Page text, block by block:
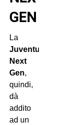
GEN
La
Juventus
Next
Gen,
quindi,
dà
addito
ad un